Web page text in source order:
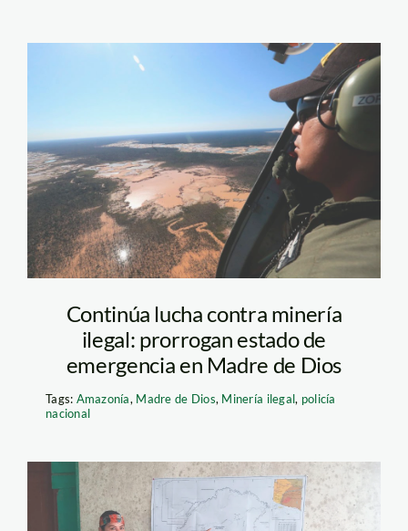
operacion-mercurio-
madre-de-dios-
mineria-andina
Continúa lucha contra minería
ilegal: prorrogan estado de
emergencia en Madre de Dios
Tags: Amazonía, Madre de Dios, Minería ilegal, policía
nacional